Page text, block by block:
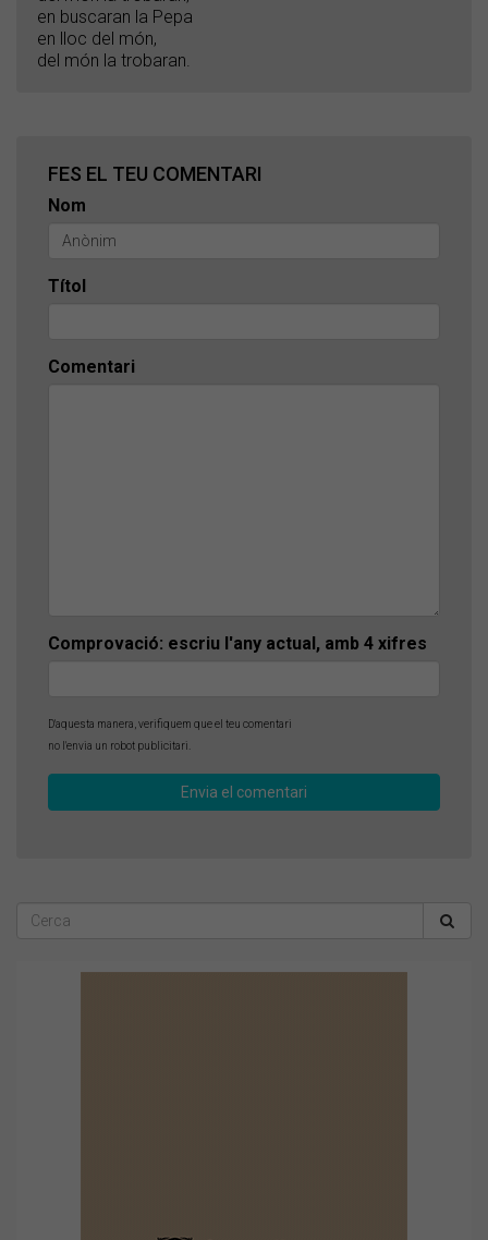
en buscaran la Pepa
en lloc del món,
del món la trobaran.
FES EL TEU COMENTARI
Nom
Títol
Comentari
Comprovació: escriu l'any actual, amb 4 xifres
D'aquesta manera, verifiquem que el teu comentari
no l'envia un robot publicitari.